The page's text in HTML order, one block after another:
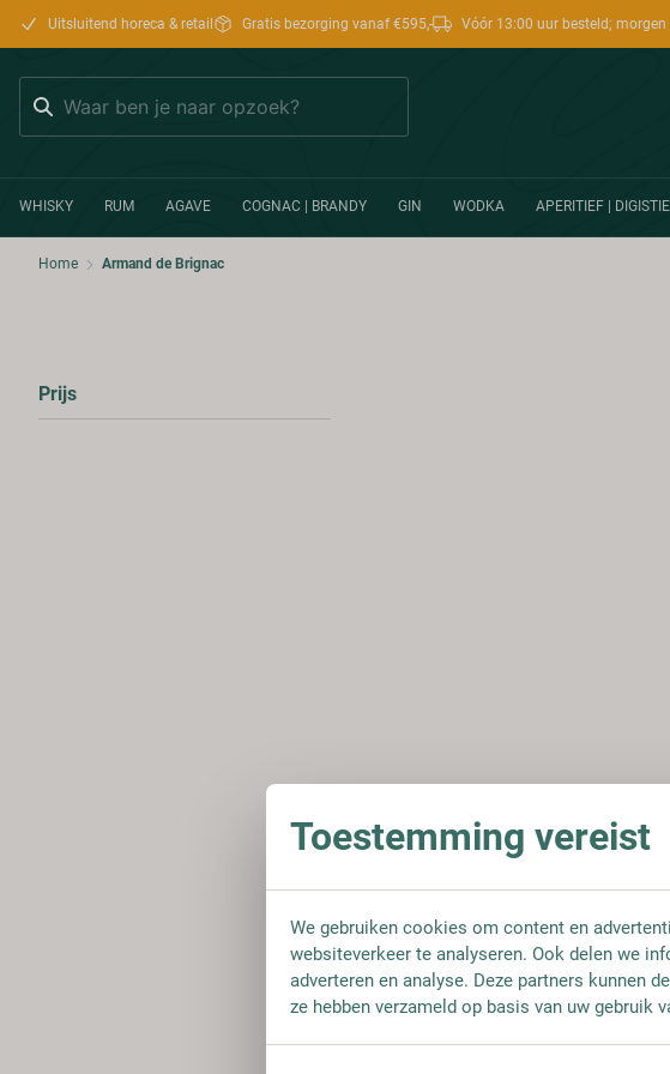
Uitsluitend horeca & retail Gratis bezorging vanaf €595,- Vóór 13:00 uur besteld; morgen
WHISKY RUM AGAVE COGNAC | BRANDY GIN WODKA APERITIEF |
Home Armand de Brignac
Prijs
Toestemming vereist
We gebruiken cookies om content en
websiteverkeer te analyseren. Ook delen we
adverteren en analyse. Deze partners kunnen
ze hebben verzameld op basis van uw gebruik